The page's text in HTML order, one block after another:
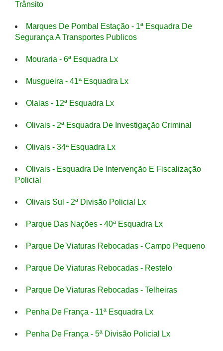
Trânsito
Marques De Pombal Estação - 1ª Esquadra De
Segurança A Transportes Publicos
Mouraria - 6ª Esquadra Lx
Musgueira - 41ª Esquadra Lx
Olaias - 12ª Esquadra Lx
Olivais - 2ª Esquadra De Investigação Criminal
Olivais - 34ª Esquadra Lx
Olivais - Esquadra De Intervenção E Fiscalização
Policial
Olivais Sul - 2ª Divisão Policial Lx
Parque Das Nações - 40ª Esquadra Lx
Parque De Viaturas Rebocadas - Campo Pequeno
Parque De Viaturas Rebocadas - Restelo
Parque De Viaturas Rebocadas - Telheiras
Penha De França - 11ª Esquadra Lx
Penha De França - 5ª Divisão Policial Lx